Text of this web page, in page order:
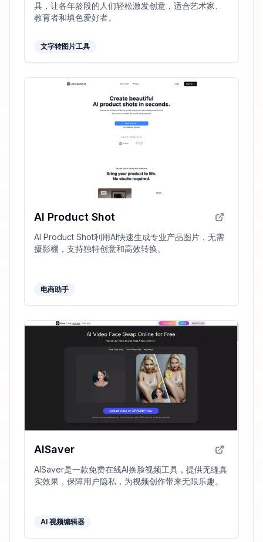
具，让各年龄段的人们轻松激发创意，适合艺术家、
教育者和填色爱好者。
文字转图片工具
AI Product Shot
AI Product Shot利用AI快速生成专业产品图片，无需
摄影棚，支持独特创意和高效转换。
电商助手
AISaver
AISaver是一款免费在线AI换脸视频工具，提供无缝真
实效果，保障用户隐私，为视频创作带来无限乐趣。
AI 视频编辑器